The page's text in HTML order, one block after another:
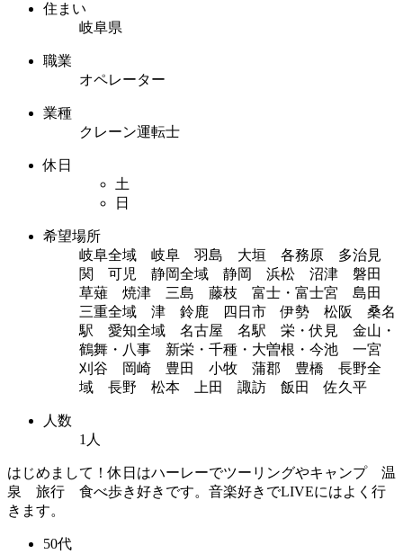
住まい
岐阜県
職業
オペレーター
業種
クレーン運転士
休日
土
日
希望場所
岐阜全域 岐阜 羽島 大垣 各務原 多治見
関 可児 静岡全域 静岡 浜松 沼津 磐田
草薙 焼津 三島 藤枝 富士・富士宮 島田
三重全域 津 鈴鹿 四日市 伊勢 松阪 桑名
駅 愛知全域 名古屋 名駅 栄・伏見 金山・
鶴舞・八事 新栄・千種・大曽根・今池 一宮
刈谷 岡崎 豊田 小牧 蒲郡 豊橋 長野全
域 長野 松本 上田 諏訪 飯田 佐久平
人数
1人
はじめまして！休日はハーレーでツーリングやキャンプ 温
泉 旅行 食べ歩き好きです。音楽好きでLIVEにはよく行
きます。
50代